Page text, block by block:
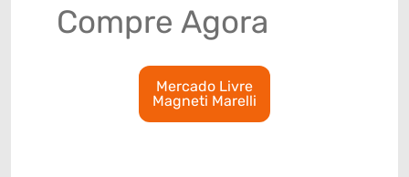
Compre Agora
Mercado Livre
Magneti Marelli